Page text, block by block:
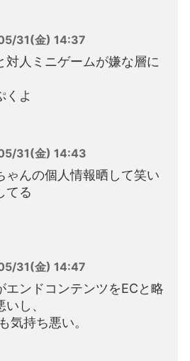
31(金) 14:37
対人ミニゲームが嫌な層に
くよ
31(金) 14:43
ゃんの個人情報晒して笑い
てる
31(金) 14:47
エンドコンテンツをECと略
し、
気持ち悪い。